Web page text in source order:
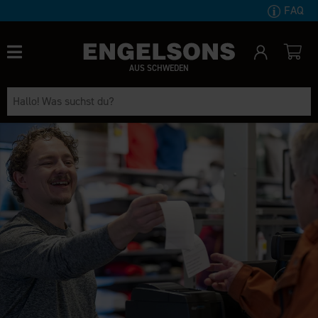
FAQ
AUS SCHWEDEN